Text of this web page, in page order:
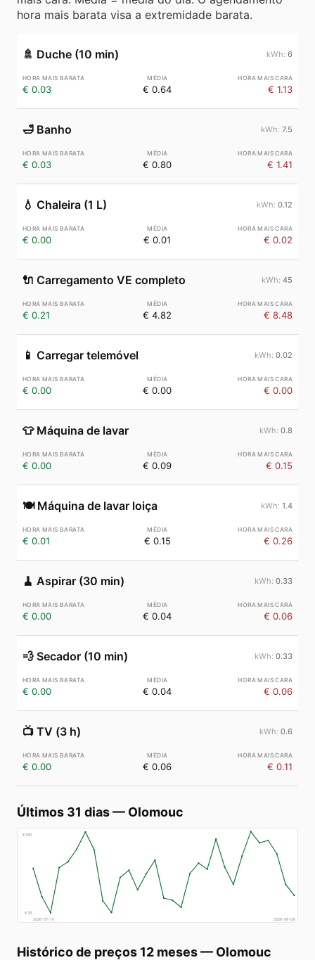
hora mais barata visa a extremidade barata.
🚿 Duche (10 min) 6
€ 0.03 € 0.64 € 1.13
🛁 Banho 7.5
€ 0.03 € 0.80 € 1.41
💧 Chaleira (1 L) 0.12
€ 0.00 € 0.01 € 0.02
🔌 Carregamento VE completo 45
€ 0.21 € 4.82 € 8.48
📱 Carregar telemóvel 0.02
€ 0.00 € 0.00 € 0.00
👕 Máquina de lavar 0.8
€ 0.00 € 0.09 € 0.15
🍽️ Máquina de lavar loiça 1.4
€ 0.01 € 0.15 € 0.26
🧹 Aspirar (30 min) 0.33
€ 0.00 € 0.04 € 0.06
💨 Secador (10 min) 0.33
€ 0.00 € 0.04 € 0.06
📺 TV (3 h) 0.6
€ 0.00 € 0.06 € 0.11
Últimos 31 dias— Olomouc
€160
€78
2026-07-10
2026-08-09
Histórico de preços 12 meses— Olomouc